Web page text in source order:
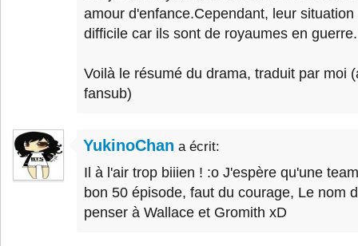
amour d'enfance.Cependant, leur
difficile car ils sont de royaumes en guerre.
Voilà le résumé du drama, traduit par moi
fansub)
YukinoChan a écrit:
Il à l'air trop biiien ! :o J'espère qu'une
bon 50 épisode, faut du courage, Le nom
penser à Wallace et Gromith xD